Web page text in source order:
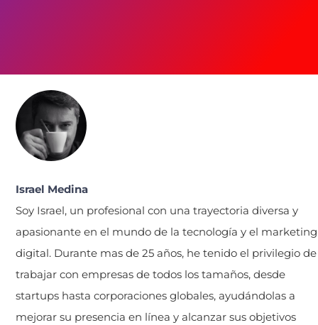
Israel Medina
Soy Israel, un profesional con una trayectoria diversa y
apasionante en el mundo de la tecnología y el marketing
digital. Durante mas de 25 años, he tenido el privilegio de
trabajar con empresas de todos los tamaños, desde
startups hasta corporaciones globales, ayudándolas a
mejorar su presencia en línea y alcanzar sus objetivos